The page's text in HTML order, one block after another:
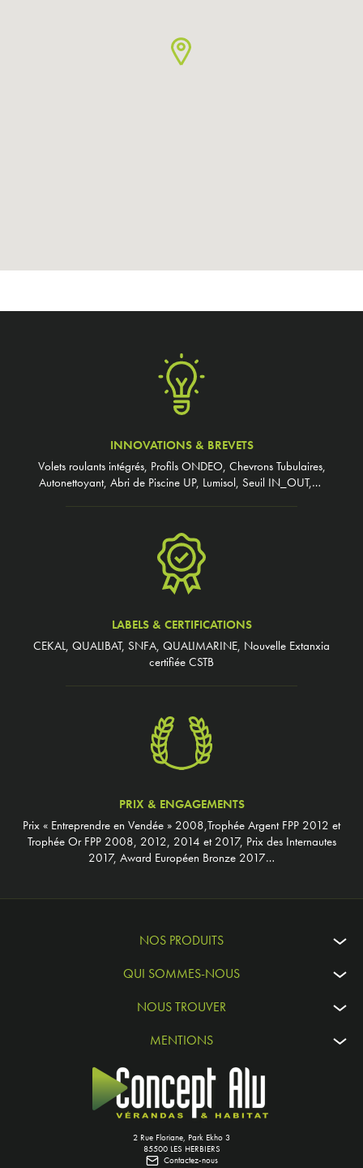
INNOVATIONS & BREVETS
Volets roulants intégrés, Profils ONDEO, Chevrons Tubulaires,
Autonettoyant, Abri de Piscine UP, Lumisol, Seuil IN_OUT,…
LABELS & CERTIFICATIONS
CEKAL, QUALIBAT, SNFA, QUALIMARINE, Nouvelle Extanxia
certifiée CSTB
PRIX & ENGAGEMENTS
Prix « Entreprendre en Vendée » 2008,Trophée Argent FPP 2012 et
Trophée Or FPP 2008, 2012, 2014 et 2017, Prix des Internautes
2017, Award Européen Bronze 2017…
NOS PRODUITS
QUI SOMMES-NOUS
NOUS TROUVER
MENTIONS
2 Rue Floriane, Park Ekho 3
85500 LES HERBIERS
Contactez-nous